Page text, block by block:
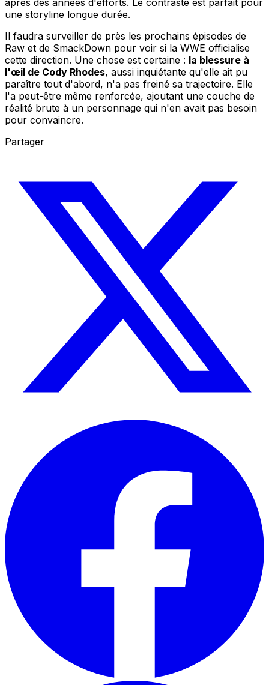
après des années d'efforts. Le contraste est parfait pour
une storyline longue durée.
Il faudra surveiller de près les prochains épisodes de
Raw et de SmackDown pour voir si la WWE officialise
cette direction. Une chose est certaine : la blessure à
l'œil de Cody Rhodes, aussi inquiétante qu'elle ait pu
paraître tout d'abord, n'a pas freiné sa trajectoire. Elle
l'a peut-être même renforcée, ajoutant une couche de
réalité brute à un personnage qui n'en avait pas besoin
pour convaincre.
Partager